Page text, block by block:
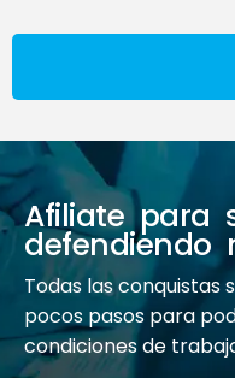
Afiliate para
defendiendo
Todas las conquistas
pocos pasos para
condiciones de